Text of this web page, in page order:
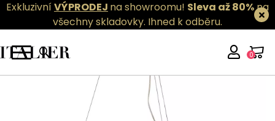
ExkluzivníVÝPRODEJ na showroomu! Sleva až 80%na
všechny skladovky. Ihned k odběru.
0